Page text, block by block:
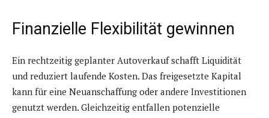
Finanzielle Flexibilität gewinnen
Ein rechtzeitig geplanter Autoverkauf schafft Liquidität
und reduziert laufende Kosten. Das freigesetzte Kapital
kann für eine Neuanschaffung oder andere Investitionen
genutzt werden. Gleichzeitig entfallen potenzielle